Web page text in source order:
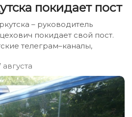
покидает пост
– руководитель
покидает свой пост.
телеграм–каналы,
августа